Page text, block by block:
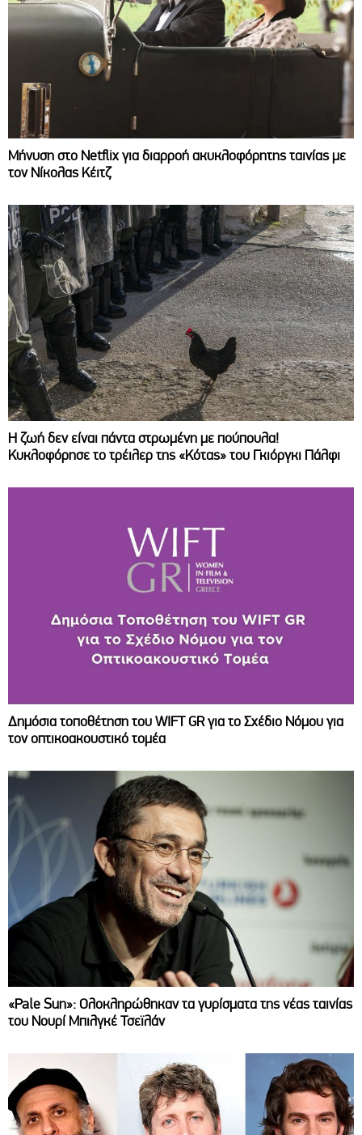
Μήνυση στο Netflix για διαρροή ακυκλοφόρητης ταινίας με
τον Νίκολας Κέιτζ
Η ζωή δεν είναι πάντα στρωμένη με πούπουλα!
Κυκλοφόρησε το τρέιλερ της «Κότας» του Γκιόργκι Πάλφι
Δημόσια τοποθέτηση του WIFT GR για το Σχέδιο Νόμου για
τον οπτικοακουστικό τομέα
«Pale Sun»: Ολοκληρώθηκαν τα γυρίσματα της νέας ταινίας
του Νουρί Μπιλγκέ Τσεϊλάν